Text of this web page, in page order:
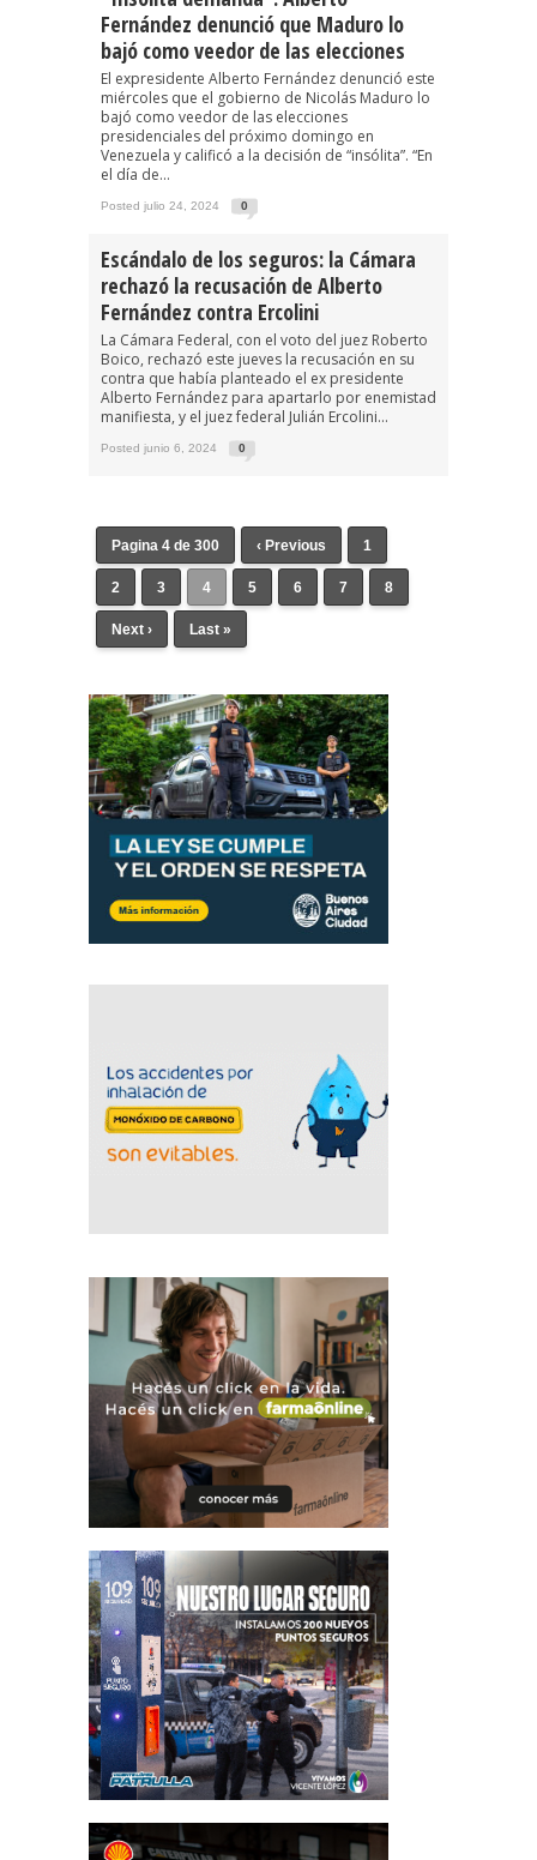
Fernández denunció que Maduro lo
bajó como veedor de las elecciones
El expresidente Alberto Fernández denunció este
miércoles que el gobierno de Nicolás Maduro lo
bajó como veedor de las elecciones
presidenciales del próximo domingo en
Venezuela y calificó a la decisión de “insólita”. “En
el día de...
Posted julio 24, 2024 0
Escándalo de los seguros: la Cámara
rechazó la recusación de Alberto
Fernández contra Ercolini
La Cámara Federal, con el voto del juez Roberto
Boico, rechazó este jueves la recusación en su
contra que había planteado el ex presidente
Alberto Fernández para apartarlo por enemistad
manifiesta, y el juez federal Julián Ercolini...
Posted junio 6, 2024 0
Pagina 4 de 300 ‹ Previous 1
2 3 4 5 6 7 8
Next › Last »